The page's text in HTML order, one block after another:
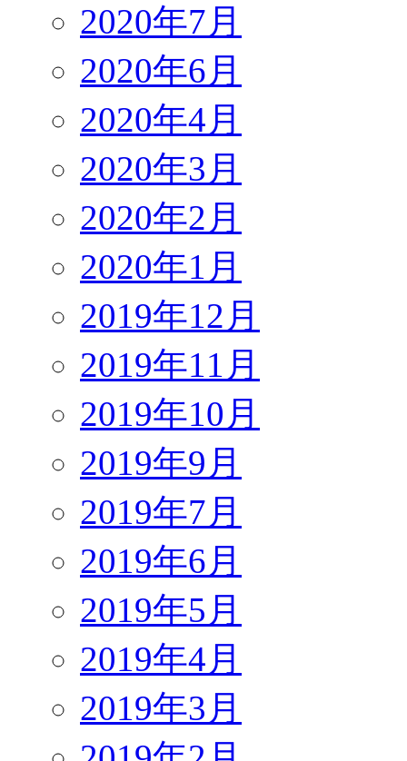
2020年7月
2020年6月
2020年4月
2020年3月
2020年2月
2020年1月
2019年12月
2019年11月
2019年10月
2019年9月
2019年7月
2019年6月
2019年5月
2019年4月
2019年3月